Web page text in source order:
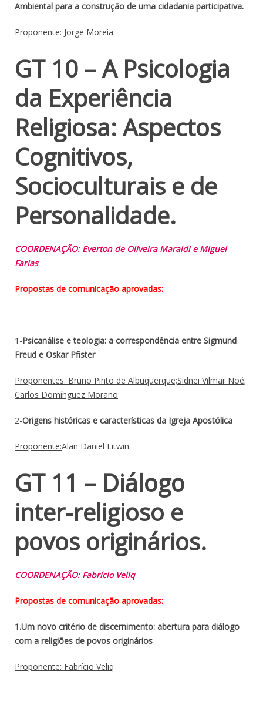
Ambiental para a construção de uma cidadania participativa.
Proponente: Jorge Moreia
GT 10 – A Psicologia
da Experiência
Religiosa: Aspectos
Cognitivos,
Socioculturais e de
Personalidade.
COORDENAÇÃO: Everton de Oliveira Maraldi e Miguel
Farias
Propostas de comunicação aprovadas:
1 -Psicanálise e teologia: a correspondência entre Sigmund
Freud e Oskar Pfister
Proponentes: Bruno Pinto de Albuquerque;Sidnei Vilmar Noé;
Carlos Domínguez Morano
2-Origens históricas e características da Igreja Apostólica
Proponente:Alan Daniel Litwin.
GT 11 – Diálogo
inter-religioso e
povos originários.
COORDENAÇÃO: Fabrício Veliq
Propostas de comunicação aprovadas:
1.Um novo critério de discernimento: abertura para diálogo
com a religiões de povos originários
Proponente: Fabrício Veliq